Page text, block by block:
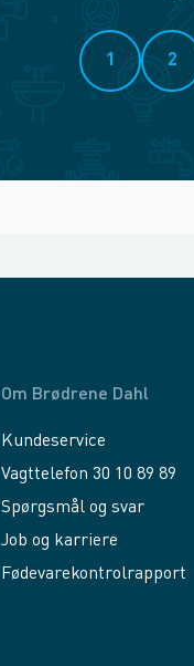
1 2
Om Brødrene Dahl
Kundeservice
Vagttelefon 30 10 89 89
Spørgsmål og svar
Job og karriere
Fødevarekontrolrapport